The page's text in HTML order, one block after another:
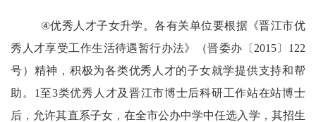
④优秀人才子女升学。各有关单位要根据《晋江市优
秀人才享受工作生活待遇暂行办法》（晋委办〔 2015〕 122
号）精神，积极为各类优秀人才的子女就学提供支持和帮
助。 1至3类优秀人才及晋江市博士后科研工作站在站博士
后，允许其直系子女，在全市公办中学中任选入学，其招生